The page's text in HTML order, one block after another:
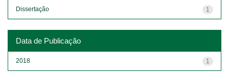
1
Dissertação
Data de Publicação
1
2018